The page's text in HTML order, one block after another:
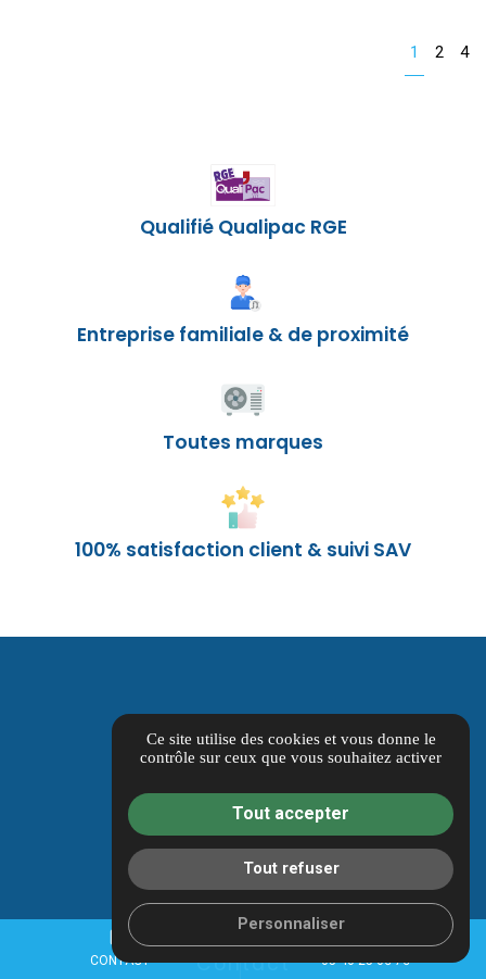
1 2 4
Qualifié Qualipac RGE
Entreprise familiale & de proximité
Toutes marques
100% satisfaction client & suivi SAV
mail
CONTACT 05 40 25 06 76
Contact
Ce site utilise des cookies et vous donne le
contrôle sur ceux que vous souhaitez activer
Tout accepter
Tout refuser
Personnaliser